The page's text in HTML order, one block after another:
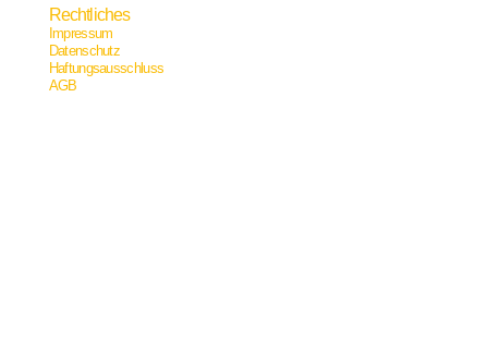
Rechtliches
Impressum
Datenschutz
Haftungsausschluss
AGB